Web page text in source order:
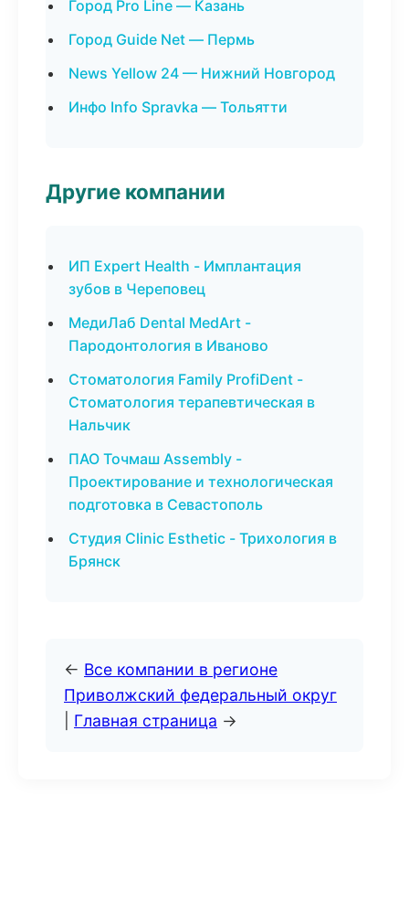
Город Pro Line — Казань
Город Guide Net — Пермь
News Yellow 24 — Нижний Новгород
Инфо Info Spravka — Тольятти
Другие компании
ИП Expert Health - Имплантация
зубов в Череповец
МедиЛаб Dental MedArt -
Пародонтология в Иваново
Стоматология Family ProfiDent -
Стоматология терапевтическая в
Нальчик
ПАО Точмаш Assembly -
Проектирование и технологическая
подготовка в Севастополь
Студия Clinic Esthetic - Трихология в
Брянск
← Все компании в регионе
Приволжский федеральный округ
Главная страница →